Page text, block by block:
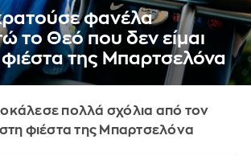
φανέλα
το Θεό που δεν είμαι
της Μπαρτσελόνα
πολλά σχόλια από τον
φιέστα της Μπαρτσελόνα